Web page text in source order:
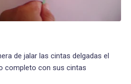
de jalar las cintas delgadas el
completo con sus cintas